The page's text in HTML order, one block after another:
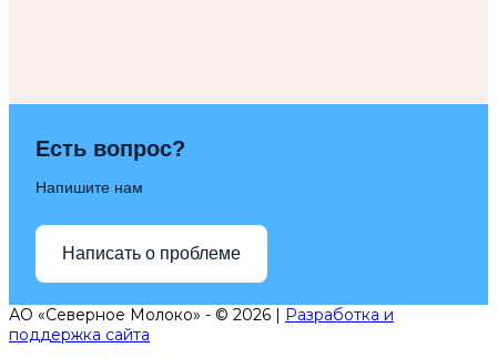
Есть вопрос?
Напишите нам
Написать о проблеме
АО «Северное Молоко» - © 2026 | Разработка и
поддержка сайта